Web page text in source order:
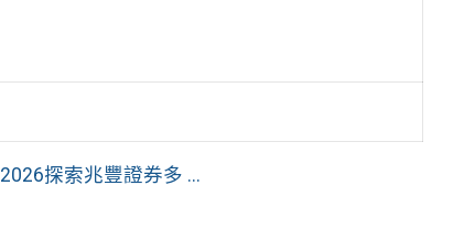
探索兆豐證券多 ...